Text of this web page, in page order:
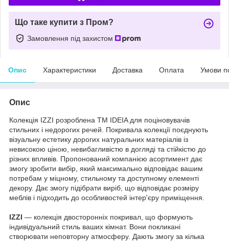
Що таке купити з Пром?
Замовлення під захистом
Опис Характеристики Доставка Оплата Умови
Опис
Колекція IZZI розроблена ТМ IDEIA для поціновувачів
стильних і недорогих речей. Покривала колекції поєднують
візуальну естетику дорогих натуральних матеріалів із
невисокою ціною, невибагливістю в догляді та стійкістю до
різних впливів. Пропонований компанією асортимент дає
змогу зробити вибір, який максимально відповідає вашим
потребам у міцному, стильному та доступному елементі
декору. Дає змогу підібрати виріб, що відповідає розміру
меблів і підходить до особливостей інтер'єру приміщення.
IZZI — колекція двосторонніх покривал, що формують
індивідуальний стиль ваших кімнат. Вони покликані
створювати неповторну атмосферу. Дають змогу за кілька